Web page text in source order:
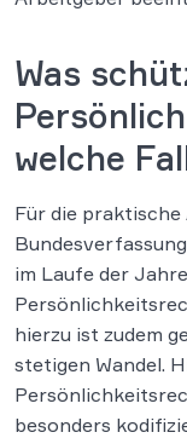
Was
welche
Für die praktische
im Laufe der
hierzu ist zudem
stetigen Wandel.
besonders